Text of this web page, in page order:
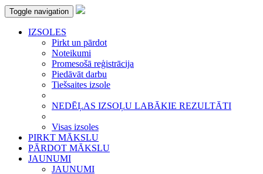
Toggle navigation
IZSOLES
Pirkt un pārdot
Noteikumi
Promesošā reģistrācija
Piedāvāt darbu
Tiešsaites izsole
NEDĒĻAS IZSOĻU LABĀKIE REZULTĀTI
Visas izsoles
PIRKT MĀKSLU
PĀRDOT MĀKSLU
JAUNUMI
JAUNUMI